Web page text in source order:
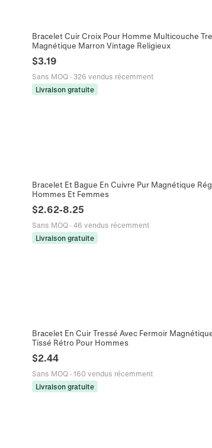
Bracelet Cuir Croix Pour Homme Multicouche
Magnétique Marron Vintage Religieux
$3.19
Sans MOQ· 326 vendus récemment
Livraison gratuite
Bracelet Et Bague En Cuivre Pur Magnétique
Hommes Et Femmes
$2.62-8.25
Sans MOQ· 46 vendus récemment
Livraison gratuite
Bracelet En Cuir Tressé Avec Fermoir
Tissé Rétro Pour Hommes
$2.44
Sans MOQ· 160 vendus récemment
Livraison gratuite